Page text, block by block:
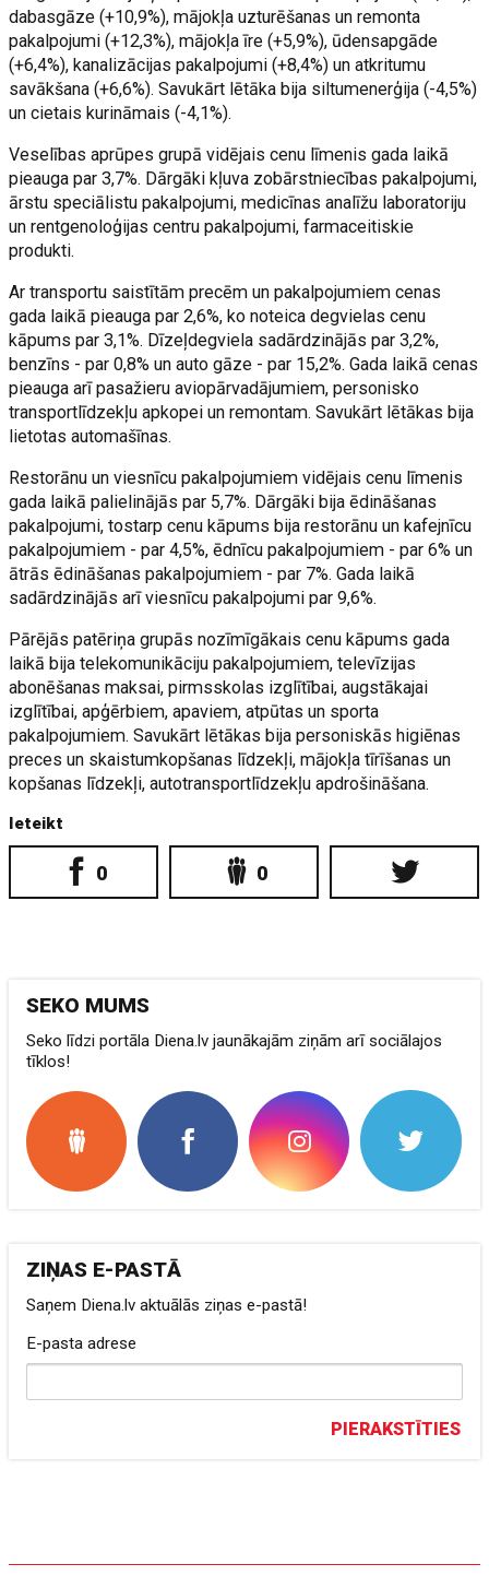
dabasgāze (+10,9%), mājokļa uzturēšanas un remonta
pakalpojumi (+12,3%), mājokļa īre (+5,9%), ūdensapgāde
(+6,4%), kanalizācijas pakalpojumi (+8,4%) un atkritumu
savākšana (+6,6%). Savukārt lētāka bija siltumenerģija (-4,5%)
un cietais kurināmais (-4,1%).
Veselības aprūpes grupā vidējais cenu līmenis gada laikā
pieauga par 3,7%. Dārgāki kļuva zobārstniecības pakalpojumi,
ārstu speciālistu pakalpojumi, medicīnas analīžu laboratoriju
un rentgenoloģijas centru pakalpojumi, farmaceitiskie
produkti.
Ar transportu saistītām precēm un pakalpojumiem cenas
gada laikā pieauga par 2,6%, ko noteica degvielas cenu
kāpums par 3,1%. Dīzeļdegviela sadārdzinājās par 3,2%,
benzīns - par 0,8% un auto gāze - par 15,2%. Gada laikā cenas
pieauga arī pasažieru aviopārvadājumiem, personisko
transportlīdzekļu apkopei un remontam. Savukārt lētākas bija
lietotas automašīnas.
Restorānu un viesnīcu pakalpojumiem vidējais cenu līmenis
gada laikā palielinājās par 5,7%. Dārgāki bija ēdināšanas
pakalpojumi, tostarp cenu kāpums bija restorānu un kafejnīcu
pakalpojumiem - par 4,5%, ēdnīcu pakalpojumiem - par 6% un
ātrās ēdināšanas pakalpojumiem - par 7%. Gada laikā
sadārdzinājās arī viesnīcu pakalpojumi par 9,6%.
Pārējās patēriņa grupās nozīmīgākais cenu kāpums gada
laikā bija telekomunikāciju pakalpojumiem, televīzijas
abonēšanas maksai, pirmsskolas izglītībai, augstākajai
izglītībai, apģērbiem, apaviem, atpūtas un sporta
pakalpojumiem. Savukārt lētākas bija personiskās higiēnas
preces un skaistumkopšanas līdzekļi, mājokļa tīrīšanas un
kopšanas līdzekļi, autotransportlīdzekļu apdrošināšana.
Ieteikt
0 0
SEKO MUMS
Seko līdzi portāla Diena.lv jaunākajām ziņām arī sociālajos
tīklos!
ZIŅAS E-PASTĀ
Saņem Diena.lv aktuālās ziņas e-pastā!
E-pasta adrese
PIERAKSTĪTIES